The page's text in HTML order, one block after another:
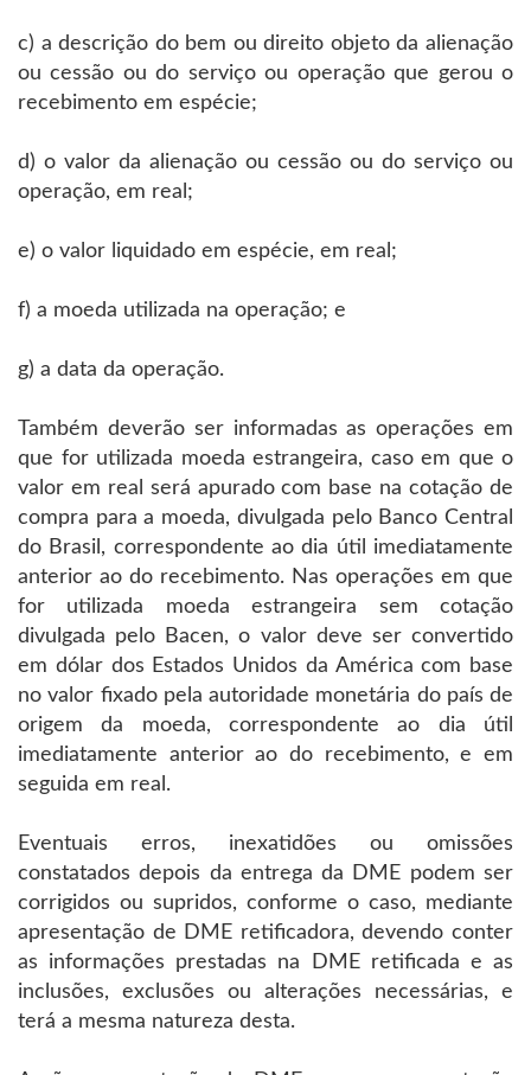
c) a descrição do bem ou direito objeto da alienação
ou cessão ou do serviço ou operação que gerou o
recebimento em espécie;
d) o valor da alienação ou cessão ou do serviço ou
operação, em real;
e) o valor liquidado em espécie, em real;
f) a moeda utilizada na operação; e
g) a data da operação.
Também deverão ser informadas as operações em
que for utilizada moeda estrangeira, caso em que o
valor em real será apurado com base na cotação de
compra para a moeda, divulgada pelo Banco Central
do Brasil, correspondente ao dia útil imediatamente
anterior ao do recebimento. Nas operações em que
for utilizada moeda estrangeira sem cotação
divulgada pelo Bacen, o valor deve ser convertido
em dólar dos Estados Unidos da América com base
no valor fixado pela autoridade monetária do país de
origem da moeda, correspondente ao dia útil
imediatamente anterior ao do recebimento, e em
seguida em real.
Eventuais erros, inexatidões ou omissões
constatados depois da entrega da DME podem ser
corrigidos ou supridos, conforme o caso, mediante
apresentação de DME retificadora, devendo conter
as informações prestadas na DME retificada e as
inclusões, exclusões ou alterações necessárias, e
terá a mesma natureza desta.